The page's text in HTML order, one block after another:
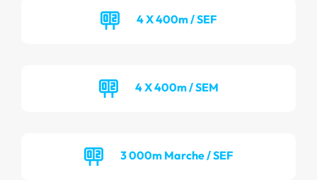
4 X 400m / SEF
4 X 400m / SEM
3 000m Marche / SEF